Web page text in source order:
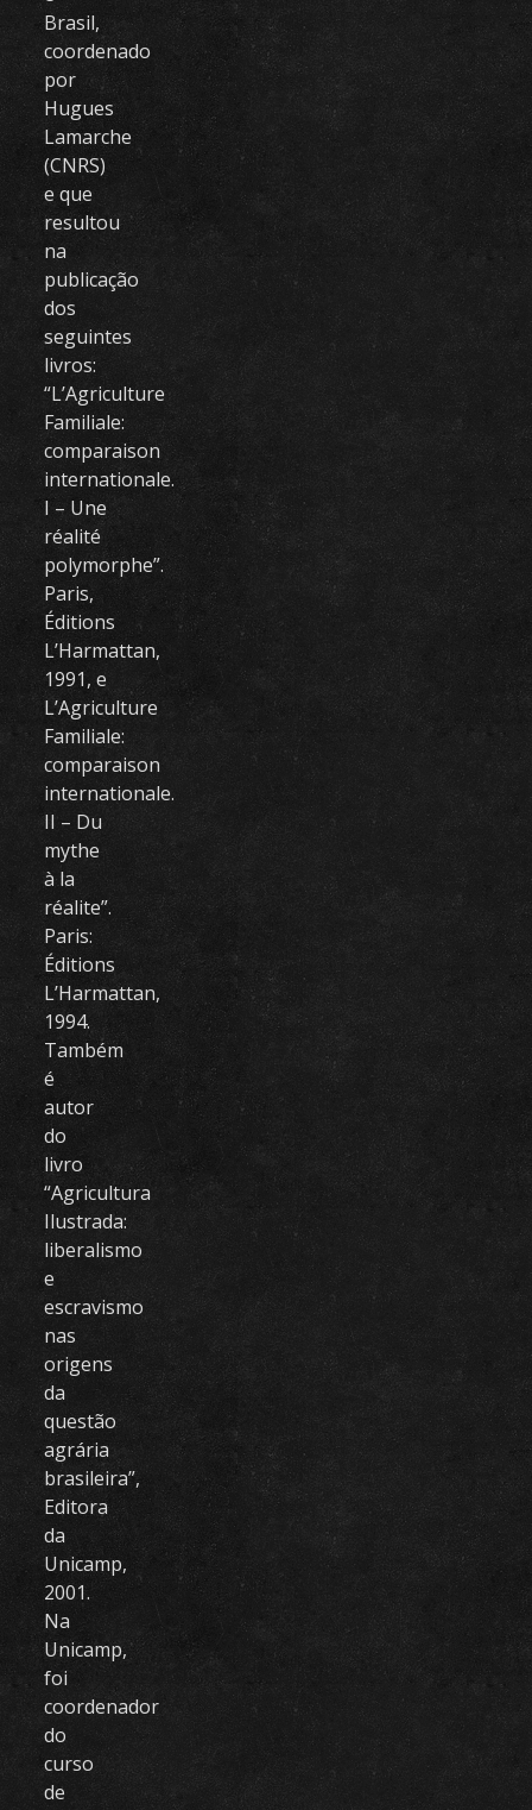
Brasil,
coordenado
por
Hugues
Lamarche
(CNRS)
e que
resultou
na
publicação
dos
seguintes
livros:
“L’Agriculture
Familiale:
comparaison
internationale.
I – Une
réalité
polymorphe”.
Paris,
Éditions
L’Harmattan,
1991, e
L’Agriculture
Familiale:
comparaison
internationale.
II – Du
mythe
à la
réalite”.
Paris:
Éditions
L’Harmattan,
1994.
Também
é
autor
do
livro
“Agricultura
Ilustrada:
liberalismo
e
escravismo
nas
origens
da
questão
agrária
brasileira”,
Editora
da
Unicamp,
2001.
Na
Unicamp,
foi
coordenador
do
curso
de